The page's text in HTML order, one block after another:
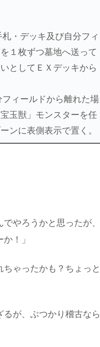
・デッキ及び自分フィ
１枚ずつ墓地へ送って
としてＥＸデッキから
ィールドから離れた場
玉獣」モンスターを任
ンに表側表示で置く。
やろうかと思ったが、
！」
ゃったかも？ちょっと
が、ぶつかり稽古なら